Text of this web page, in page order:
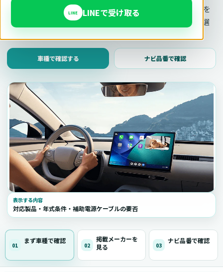
LINE LINEで受け取る
Ottocast（オットキャスト）の対応製品、条件、注意事項を
このページ内で見られます。 迷った場合は、車種と年式を選
車種で確認する ナビ品番で確認
表示する内容
対応製品・年式条件・補助電源ケーブルの要否
01
まず車種で確認
02
掲載メーカーを
見る
03
ナビ品番で確認